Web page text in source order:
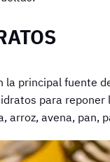
la principal fuente
para reponer
arroz, avena, pan,